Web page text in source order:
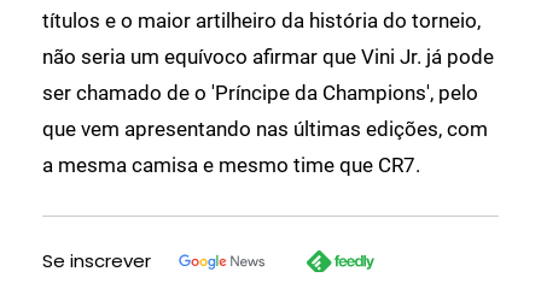
títulos e o maior artilheiro da história do torneio,
não seria um equívoco afirmar que Vini Jr. já pode
ser chamado de o 'Príncipe da Champions', pelo
que vem apresentando nas últimas edições, com
a mesma camisa e mesmo time que CR7.
Se inscrever